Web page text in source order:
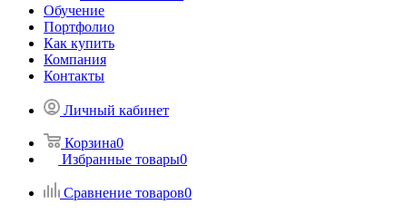
Обучение
Портфолио
Как купить
Компания
Контакты
Личный кабинет
Корзина0
Избранные товары0
Сравнение товаров0